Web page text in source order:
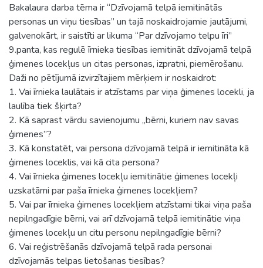
Bakalaura darba tēma ir “Dzīvojamā telpā iemitinātās
personas un viņu tiesības” un tajā noskaidrojamie jautājumi,
galvenokārt, ir saistīti ar likuma “Par dzīvojamo telpu īri”
9.panta, kas regulē īrnieka tiesības iemitināt dzīvojamā telpā
ģimenes locekļus un citas personas, izpratni, piemērošanu.
Daži no pētījumā izvirzītajiem mērķiem ir noskaidrot:
1. Vai īrnieka laulātais ir atzīstams par viņa ģimenes locekli, ja
laulība tiek šķirta?
2. Kā saprast vārdu savienojumu „bērni, kuriem nav savas
ģimenes”?
3. Kā konstatēt, vai persona dzīvojamā telpā ir iemitināta kā
ģimenes loceklis, vai kā cita persona?
4. Vai īrnieka ģimenes locekļu iemitinātie ģimenes locekļi
uzskatāmi par paša īrnieka ģimenes locekļiem?
5. Vai par īrnieka ģimenes locekļiem atzīstami tikai viņa paša
nepilngadīgie bērni, vai arī dzīvojamā telpā iemitinātie viņa
ģimenes locekļu un citu personu nepilngadīgie bērni?
6. Vai reģistrēšanās dzīvojamā telpā rada personai
dzīvojamās telpas lietošanas tiesības?